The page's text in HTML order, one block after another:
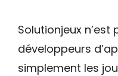
Solutionjeux n’est
développeurs
simplement les